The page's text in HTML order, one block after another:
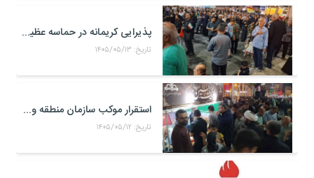
پذیرایی کریمانه در حماسه عظیم اربعین حسینی
تاریخ: ۱۴۰۵/۰۵/۱۳
استقرار موکب سازمان منطقه ویژه اقتصادی پتروشیمی در محل تجمعات مردمی در میدان امام بندر ماهشهر
تاریخ: ۱۴۰۵/۰۵/۱۲